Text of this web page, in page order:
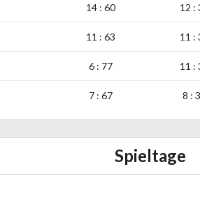
14 : 60 12 :
11 : 63 11 :
6 : 77 11 :
7 : 67 8 :
Spieltage